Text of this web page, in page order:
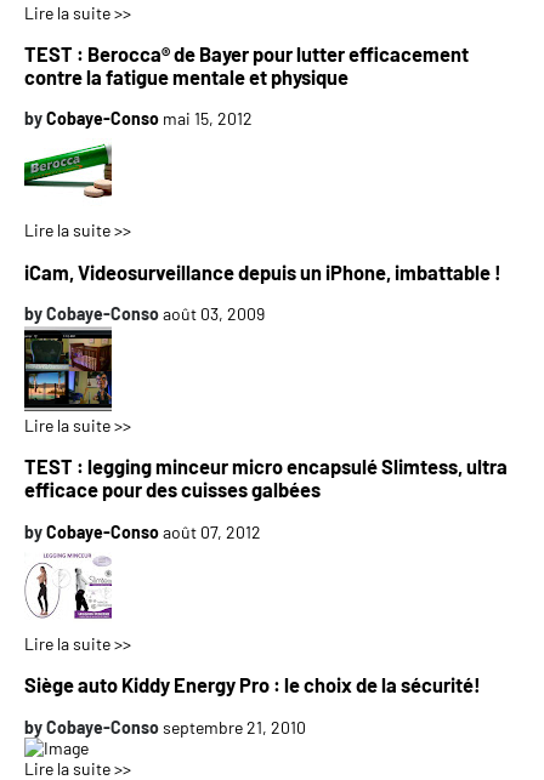
Lire la suite >>
TEST : Berocca® de Bayer pour lutter efficacement
contre la fatigue mentale et physique
byCobaye-Conso mai 15, 2012
Lire la suite >>
iCam, Videosurveillance depuis un iPhone, imbattable !
byCobaye-Consoaoût 03, 2009
Lire la suite >>
TEST : legging minceur micro encapsulé Slimtess, ultra
efficace pour des cuisses galbées
byCobaye-Consoaoût 07, 2012
Lire la suite >>
Siège auto Kiddy Energy Pro : le choix de la sécurité!
byCobaye-Consoseptembre 21, 2010
Lire la suite >>